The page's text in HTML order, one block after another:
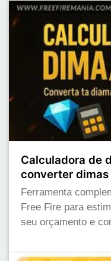
Calculadora de
converter dimas
Ferramenta
Free Fire para
seu orçamento e